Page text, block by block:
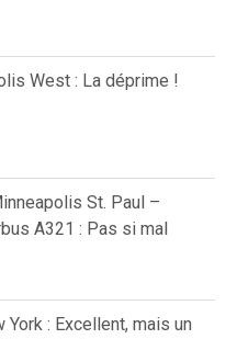
West : La déprime !
St. Paul –
A321 : Pas si mal
York : Excellent, mais un